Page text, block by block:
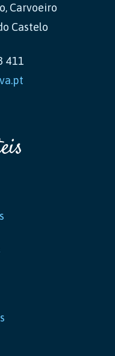
Carvoeiro
Castelo
411